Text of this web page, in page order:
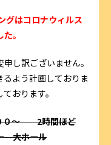
グはコロナウィルス
。
し訳ございません。
よう計画しておりま
おります。
０～ 2時間ほど
大ホール